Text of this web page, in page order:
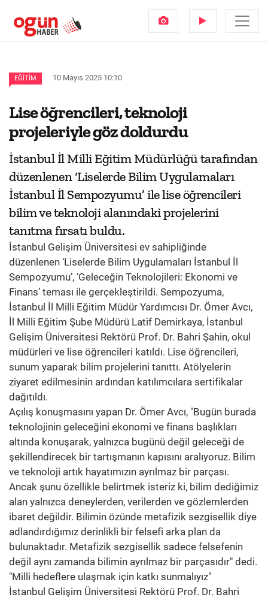
EĞITIM 10 Mayıs 2025 10:10
Lise öğrencileri, teknoloji
projeleriyle göz doldurdu
İstanbul İl Milli Eğitim Müdürlüğü tarafından
düzenlenen ‘Liselerde Bilim Uygulamaları
İstanbul İl Sempozyumu’ ile lise öğrencileri
bilim ve teknoloji alanındaki projelerini
tanıtma fırsatı buldu.
İstanbul Gelişim Üniversitesi ev sahipliğinde
düzenlenen ‘Liselerde Bilim Uygulamaları İstanbul İl
Sempozyumu’, ‘Geleceğin Teknolojileri: Ekonomi ve
Finans’ teması ile gerçekleştirildi. Sempozyuma,
İstanbul İl Milli Eğitim Müdür Yardımcısı Dr. Ömer Avcı,
İl Milli Eğitim Şube Müdürü Latif Demirkaya, İstanbul
Gelişim Üniversitesi Rektörü Prof. Dr. Bahri Şahin, okul
müdürleri ve lise öğrencileri katıldı. Lise öğrencileri,
sunum yaparak bilim projelerini tanıttı. Atölyelerin
ziyaret edilmesinin ardından katılımcılara sertifikalar
dağıtıldı.
Açılış konuşmasını yapan Dr. Ömer Avcı, "Bugün burada
teknolojinin geleceğini ekonomi ve finans başlıkları
altında konuşarak, yalnızca bugünü değil geleceği de
şekillendirecek bir tartışmanın kapısını aralıyoruz. Bilim
ve teknoloji artık hayatımızın ayrılmaz bir parçası.
Ancak şunu özellikle belirtmek isteriz ki, bilim dediğimiz
alan yalnızca deneylerden, verilerden ve gözlemlerden
ibaret değildir. Bilimin özünde metafizik sezgisellik diye
adlandırdığımız derinlikli bir felsefi arka plan da
bulunaktadır. Metafizik sezgisellik sadece felsefenin
değil aynı zamanda bilimin ayrılmaz bir parçasıdır" dedi.
"Milli hedeflere ulaşmak için katkı sunmalıyız"
İstanbul Gelişim Üniversitesi Rektörü Prof. Dr. Bahri